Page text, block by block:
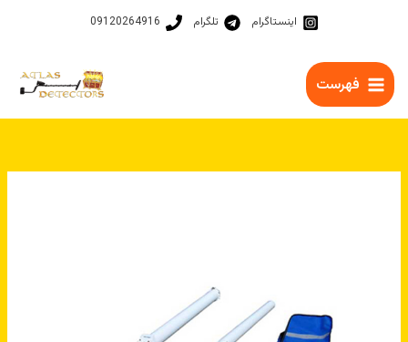
اینستاگرام تلگرام 09120264916
فهرست